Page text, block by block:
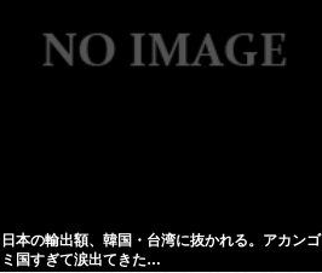
日本の輸出額、韓国・台湾に抜かれる。アカンゴ
ミ国すぎて涙出てきた…